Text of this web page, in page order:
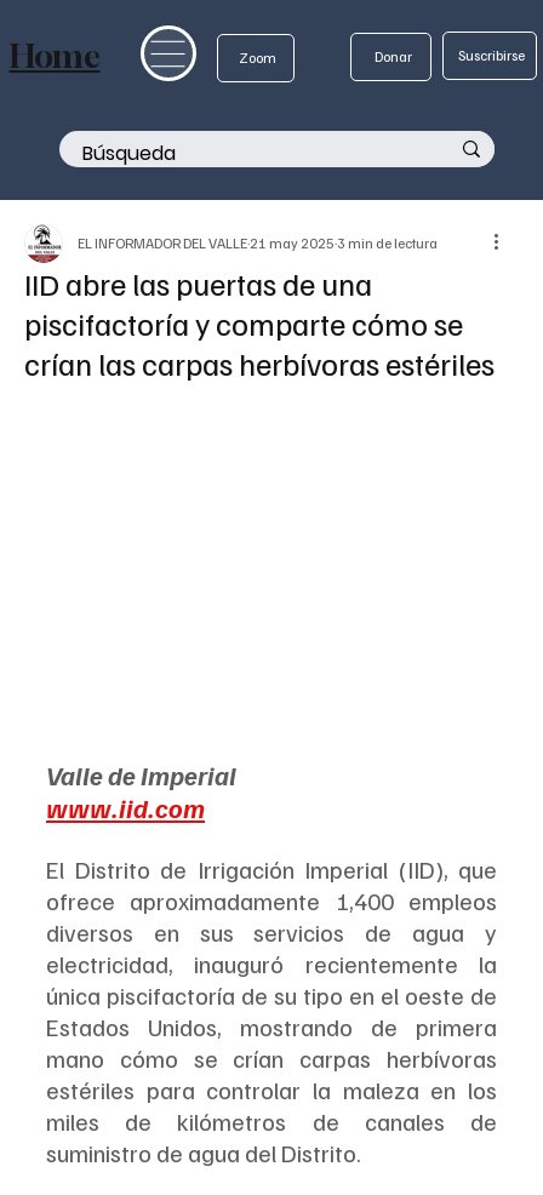
Zoom Donar Suscribirse
Home
IID abre las puertas de una
piscifactoría y comparte cómo se
crían las carpas herbívoras estériles
EL INFORMADOR DEL VALLE 21 may 2025 3 min de lectura
Valle de Imperial
www.iid.com
El Distrito de Irrigación Imperial (IID), que
ofrece aproximadamente 1,400 empleos
diversos en sus servicios de agua y
electricidad, inauguró recientemente la
única piscifactoría de su tipo en el oeste de
Estados Unidos, mostrando de primera
mano cómo se crían carpas herbívoras
estériles para controlar la maleza en los
miles de kilómetros de canales de
suministro de agua del Distrito.